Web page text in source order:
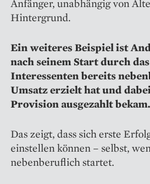
Anfänger, unabhängig von
Hintergrund.
Ein weiteres Beispiel ist
nach seinem Start durch
Interessenten bereits
Umsatz erzielt hat und
Provision ausgezahlt bekam.
Das zeigt, dass sich erste
einstellen können – selbst,
nebenberuflich startet.